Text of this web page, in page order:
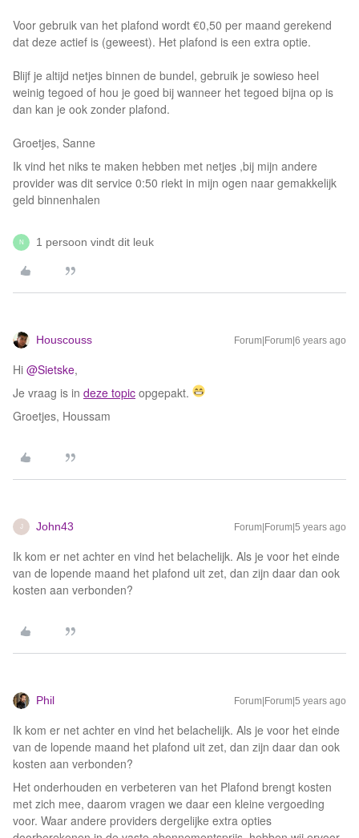
Voor gebruik van het plafond wordt €0,50 per maand gerekend
dat deze actief is (geweest). Het plafond is een extra optie.
Blijf je altijd netjes binnen de bundel, gebruik je sowieso heel
weinig tegoed of hou je goed bij wanneer het tegoed bijna op is
dan kan je ook zonder plafond.
Groetjes, Sanne
Ik vind het niks te maken hebben met netjes ,bij mijn andere
provider was dit service 0:50 riekt in mijn ogen naar gemakkelijk
geld binnenhalen
N 1 persoon vindt dit leuk
Houscouss Forum|Forum|6 years ago
Hi @Sietske,
Je vraag is in deze topic opgepakt.
Groetjes, Houssam
J John43 Forum|Forum|5 years ago
Ik kom er net achter en vind het belachelijk. Als je voor het einde
van de lopende maand het plafond uit zet, dan zijn daar dan ook
kosten aan verbonden?
Phil Forum|Forum|5 years ago
Ik kom er net achter en vind het belachelijk. Als je voor het einde
van de lopende maand het plafond uit zet, dan zijn daar dan ook
kosten aan verbonden?
Het onderhouden en verbeteren van het Plafond brengt kosten
met zich mee, daarom vragen we daar een kleine vergoeding
voor. Waar andere providers dergelijke extra opties